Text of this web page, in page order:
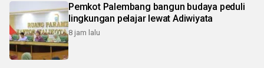
Pemkot Palembang bangun budaya peduli
lingkungan pelajar lewat Adiwiyata
8 jam lalu